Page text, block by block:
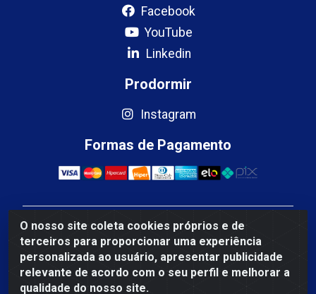
O nosso site coleta cookies próprios e de
terceiros para proporcionar uma experiência
personalizada ao usuário, apresentar publicidade
relevante de acordo com o seu perfil e melhorar a
qualidade do nosso site.
Facebook
YouTube
Linkedin
Prodormir
Instagram
Formas de Pagamento
Mercosul Espumas Industriais LTDA - Rua 13, SN,
Quadra009 Lote 0007 - Polo Empresarial Goias - Etapa
IV - Aparecida de Goiânia/GO - CEP 74.985-113 - CNPJ
10.755.005/0001-88